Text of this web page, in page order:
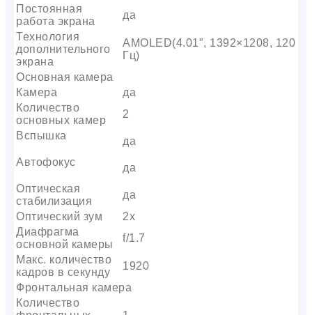
Постоянная
работа экрана
да
Технология
дополнительного
экрана
AMOLED(4.01″, 1392×1208, 120
Гц)
Основная камера
Камера
да
Количество
основных камер
2
Вспышка
да
Автофокус
да
Оптическая
стабилизация
да
Оптический зум
2х
Диафрагма
основной камеры
f/1.7
Макс. количество
кадров в секунду
1920
Фронтальная камера
Количество